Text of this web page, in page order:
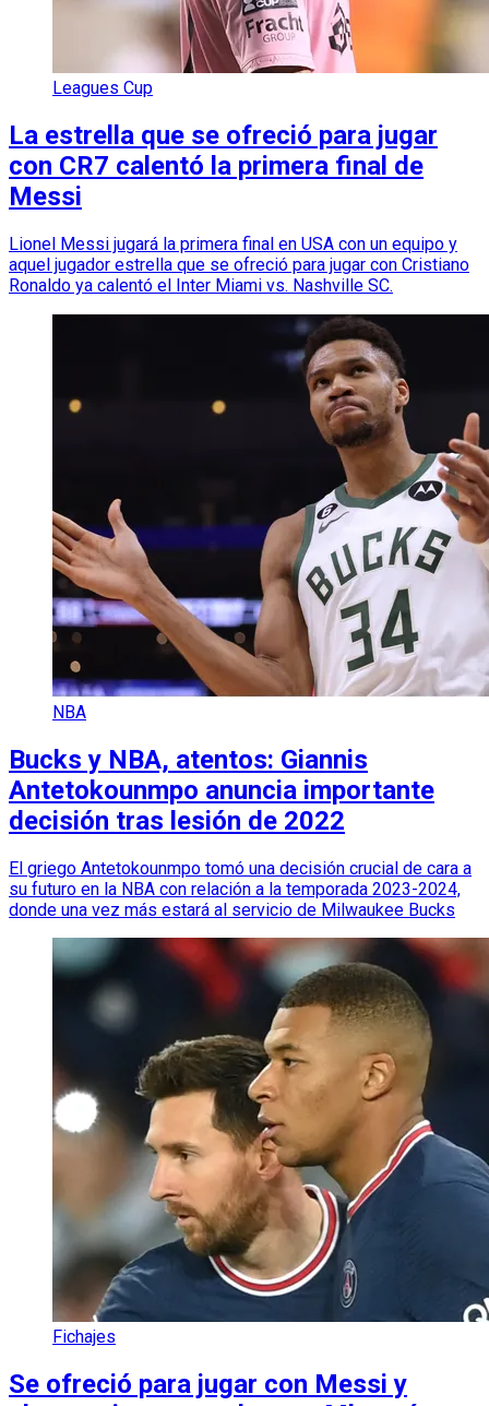
Leagues Cup
La estrella que se ofreció para jugar
con CR7 calentó la primera final de
Messi
Lionel Messi jugará la primera final en USA con un equipo y
aquel jugador estrella que se ofreció para jugar con Cristiano
Ronaldo ya calentó el Inter Miami vs. Nashville SC.
NBA
Bucks y NBA, atentos: Giannis
Antetokounmpo anuncia importante
decisión tras lesión de 2022
El griego Antetokounmpo tomó una decisión crucial de cara a
su futuro en la NBA con relación a la temporada 2023-2024,
donde una vez más estará al servicio de Milwaukee Bucks
Fichajes
Se ofreció para jugar con Messi y